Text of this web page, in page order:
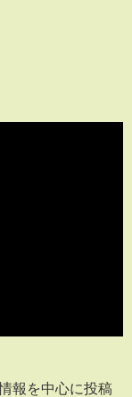
報を中心に投稿